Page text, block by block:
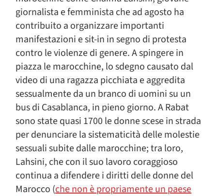
giornalista e femminista che ad agosto ha
contribuito a organizzare importanti
manifestazioni e sit-in in segno di protesta
contro le violenze di genere. A spingere in
piazza le marocchine, lo sdegno causato dal
video di una ragazza picchiata e aggredita
sessualmente da un branco di uomini su un
bus di Casablanca, in pieno giorno. A Rabat
sono state quasi 1700 le donne scese in strada
per denunciare la sistematicità delle molestie
sessuali subite dalle marocchine; tra loro,
Lahsini, che con il suo lavoro coraggioso
continua a difendere i diritti delle donne del
Marocco (che non è propriamente un paese